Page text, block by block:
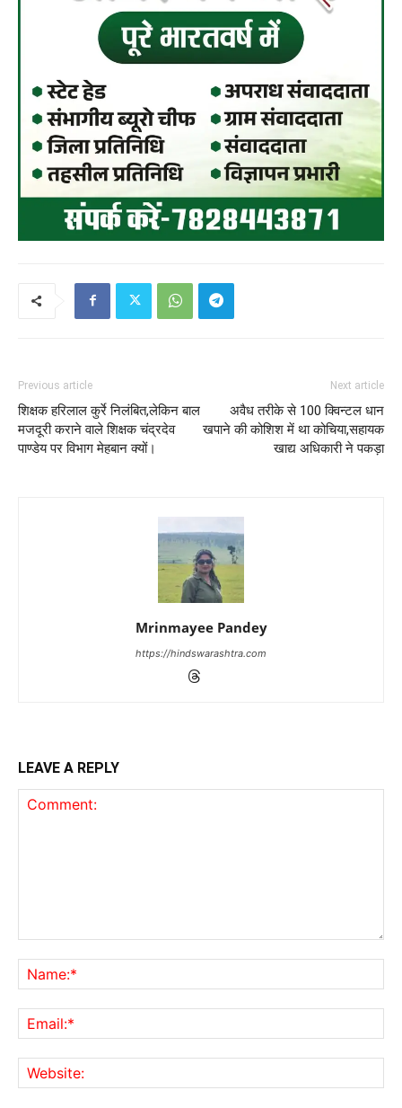
Previous article
शिक्षक हरिलाल कुर्रे निलंबित,लेकिन बाल
मजदूरी कराने वाले शिक्षक चंद्रदेव
पाण्डेय पर विभाग मेहबान क्यों।
Next article
अवैध तरीके से 100 क्विन्टल धान
खपाने की कोशिश में था कोचिया,सहायक
खाद्य अधिकारी ने पकड़ा
Mrinmayee Pandey
https://hindswarashtra.com
LEAVE A REPLY